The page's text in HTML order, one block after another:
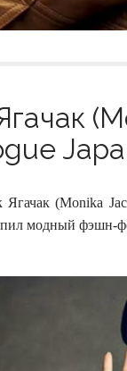
(Monika
модный фэшн-